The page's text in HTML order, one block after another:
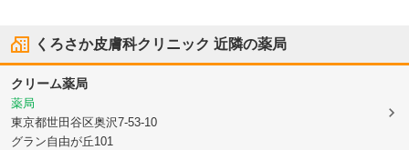
くろさか皮膚科クリニック 近隣の薬局
クリーム薬局
薬局
東京都世田谷区奥沢7-53-10
グラン自由が丘101